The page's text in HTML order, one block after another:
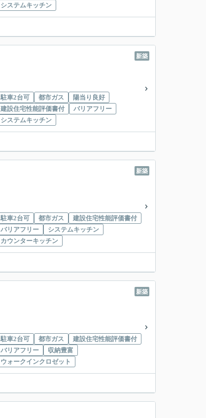
システムキッチン
新築
駐車2台可 都市ガス
陽当り良好
建設住宅性能評価書付
バリアフリー
システムキッチン
新築
駐車2台可 都市ガス
建設住宅性能評価書付
バリアフリー
システムキッチン
カウンターキッチン
新築
駐車2台可 都市ガス
建設住宅性能評価書付
バリアフリー
収納豊富
ウォークインクロゼット